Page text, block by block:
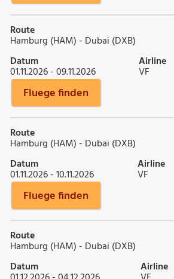
Route
Hamburg (HAM) - Dubai (DXB)
Datum
01.11.2026 - 09.11.2026
Airline
VF
Fluege finden
Route
Hamburg (HAM) - Dubai (DXB)
Datum
01.11.2026 - 10.11.2026
Airline
VF
Fluege finden
Route
Hamburg (HAM) - Dubai (DXB)
Datum
Airline